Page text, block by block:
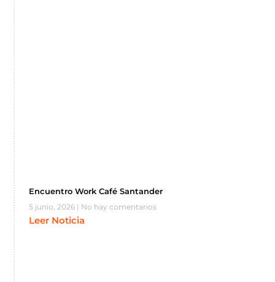
Encuentro Work Café Santander
5 junio, 2026 No hay comentarios
Leer Noticia